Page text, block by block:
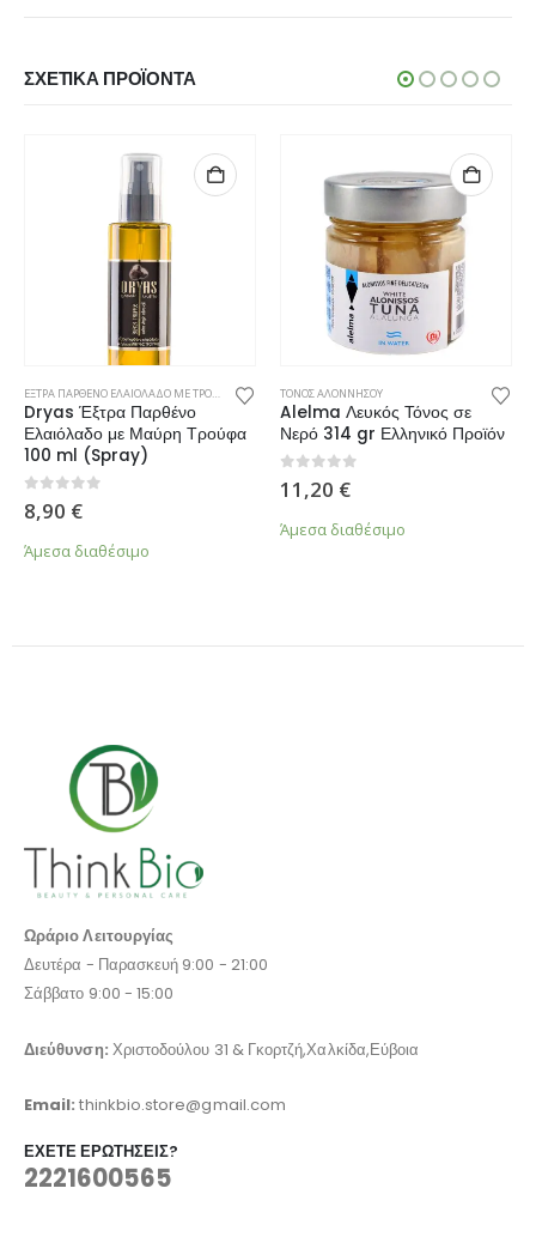
ΣΧΕΤΙΚΆ ΠΡΟΪΌΝΤΑ
,ΝΕΕΣ ΑΦΙΞΕΙΣ
Dryas Έξτρα Παρθένο
Ελαιόλαδο με Μαύρη Τρούφα
100 ml (Spray)
0 από 5
8,90 €
Άμεσα διαθέσιμο
ΤΟΝΟΣ ΑΛΟΝΝΗΣΟΥ
Alelma Λευκός Τόνος σε
Νερό 314 gr Ελληνικό Προϊόν
0 από 5
11,20 €
Άμεσα διαθέσιμο
Ωράριο Λειτουργίας
Δευτέρα - Παρασκευή 9:00 - 21:00
Σάββατο 9:00 - 15:00
Διεύθυνση: Χριστοδούλου 31 & Γκορτζή,Χαλκίδα,Εύβοια
Email:thinkbio.store@gmail.com
ΈΧΕΤΕ ΕΡΩΤΉΣΕΙΣ?
2221600565